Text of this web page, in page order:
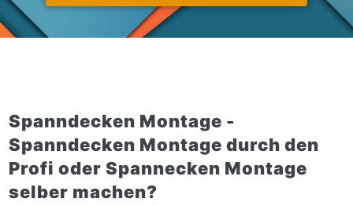
Spanndecken Montage -
Spanndecken Montage durch den
Profi oder Spannecken Montage
selber machen?